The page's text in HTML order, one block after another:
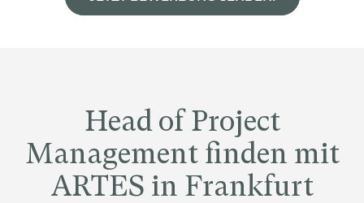
Head of Project
Management finden mit
ARTES in Frankfurt